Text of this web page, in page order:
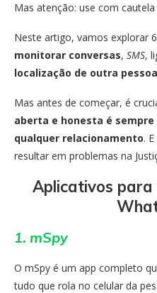
Mas atenção: use com
Neste artigo, vamos explorar
monitorar conversas, SMS,
localização de outra pessoa
Mas antes de começar, é
aberta e honesta é
qualquer relacionamento.
resultar em problemas na
Aplicativos
1. mSpy
O mSpy é um app completo
tudo que rola no celular da